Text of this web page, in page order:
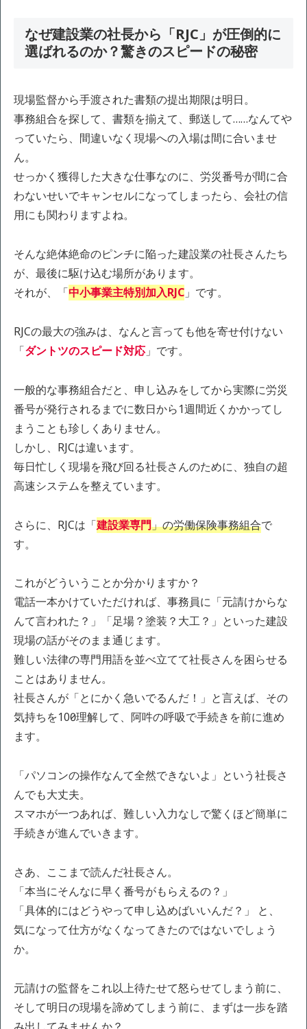
なぜ建設業の社長から「RJC」が圧倒的に
選ばれるのか？驚きのスピードの秘密
現場監督から手渡された書類の提出期限は明日。
事務組合を探して、書類を揃えて、郵送して……なんてや
っていたら、間違いなく現場への入場は間に合いませ
ん。
せっかく獲得した大きな仕事なのに、労災番号が間に合
わないせいでキャンセルになってしまったら、会社の信
用にも関わりますよね。
そんな絶体絶命のピンチに陥った建設業の社長さんたち
が、最後に駆け込む場所があります。
それが、「中小事業主特別加入RJC 」です。
RJCの最大の強みは、なんと言っても他を寄せ付けない
「ダントツのスピード対応 」です。
一般的な事務組合だと、申し込みをしてから実際に労災
番号が発行されるまでに数日から1週間近くかかってし
まうことも珍しくありません。
しかし、RJCは違います。
毎日忙しく現場を飛び回る社長さんのために、独自の超
高速システムを整えています。
さらに、RJCは「建設業専門」の労働保険事務組合で
す。
これがどういうことか分かりますか？
電話一本かけていただければ、事務員に「元請けからな
んて言われた？」「足場？塗装？大工？」といった建設
現場の話がそのまま通じます。
難しい法律の専門用語を並べ立てて社長さんを困らせる
ことはありません。
社長さんが「とにかく急いでるんだ！」と言えば、その
気持ちを100％理解して、阿吽の呼吸で手続きを前に進め
ます。
「パソコンの操作なんて全然できないよ」という社長さ
んでも大丈夫。
スマホが一つあれば、難しい入力なしで驚くほど簡単に
手続きが進んでいきます。
さあ、ここまで読んだ社長さん。
「本当にそんなに早く番号がもらえるの？」
「具体的にはどうやって申し込めばいいんだ？」 と、
気になって仕方がなくなってきたのではないでしょう
か。
元請けの監督をこれ以上待たせて怒らせてしまう前に、
そして明日の現場を諦めてしまう前に、まずは一歩を踏